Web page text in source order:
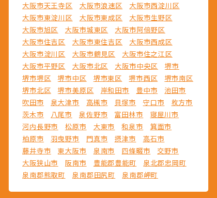
大阪市天王寺区
大阪市浪速区
大阪市西淀川区
大阪市東淀川区
大阪市東成区
大阪市生野区
大阪市旭区
大阪市城東区
大阪市阿倍野区
大阪市住吉区
大阪市東住吉区
大阪市西成区
大阪市淀川区
大阪市鶴見区
大阪市住之江区
大阪市平野区
大阪市北区 大阪市中央区
堺市
堺市堺区
堺市中区 堺市東区 堺市西区
堺市南区
堺市北区
堺市美原区 岸和田市 豊中市
池田市
吹田市
泉大津市 高槻市 貝塚市 守口市
枚方市
茨木市
八尾市 泉佐野市 富田林市
寝屋川市
河内長野市
松原市 大東市 和泉市
箕面市
柏原市
羽曳野市 門真市 摂津市
高石市
藤井寺市
東大阪市 泉南市 四條畷市
交野市
大阪狭山市
阪南市 豊能郡豊能町
泉北郡忠岡町
泉南郡熊取町
泉南郡田尻町 泉南郡岬町